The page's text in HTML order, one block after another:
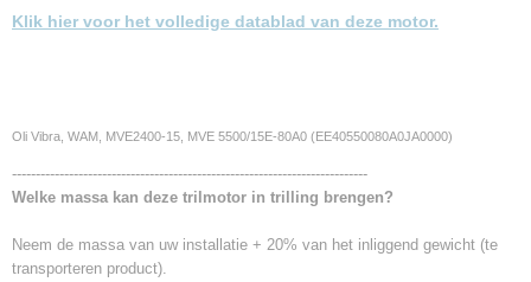
Klik hier voor het volledige datablad van deze motor.
Oli Vibra, WAM, MVE2400-15, MVE 5500/15E-80A0 (EE40550080A0JA0000)
---------------------------------------------------------------------------
Welke massa kan deze trilmotor in trilling brengen?
Neem de massa van uw installatie + 20% van het inliggend gewicht (te
transporteren product).